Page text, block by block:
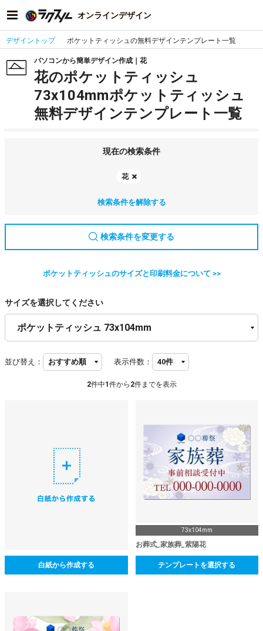
オンラインデザイン
デザイントップ ポケットティッシュの無料デザインテンプレート一覧
パソコンから簡単デザイン作成｜花
花のポケットティッシュ
73x104mmポケットティッシュ
無料デザインテンプレート一覧
現在の検索条件
花
検索条件を解除する
検索条件を変更する
ポケットティッシュのサイズと印刷料金について >>
サイズを選択してください
並び替え： 表示件数：
2件中1 件から 2件までを表示
白紙から作成する
73x104mm
お葬式_家族葬_紫陽花
テンプレートを選択する